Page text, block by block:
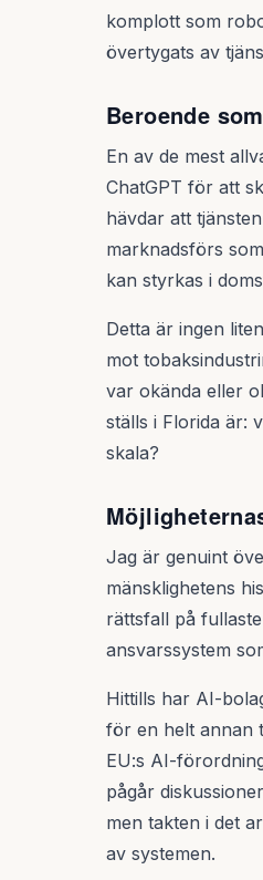
komplott som
övertygats av
Beroende
En av de mest
ChatGPT för att
hävdar att
marknadsförs
kan styrkas i
Detta är ingen
mot
var okända eller
ställs i Florida är:
skala?
Jag är genuint
mänsklighetens
rättsfall på
ansvarssystem
Hittills har AI-
för en helt annan
EU:s AI-
pågår
men takten i det
av systemen.